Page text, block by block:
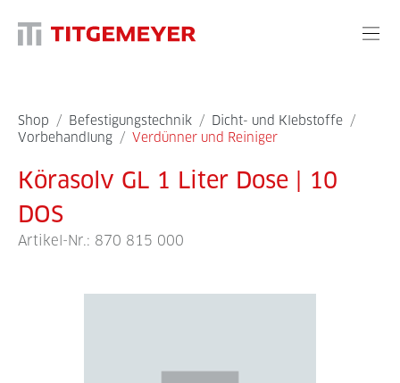
Shop / Befestigungstechnik / Dicht- und Klebstoffe /
Vorbehandlung / Verdünner und Reiniger
Körasolv GL 1 Liter Dose | 10
DOS
Artikel-Nr.: 870 815 000